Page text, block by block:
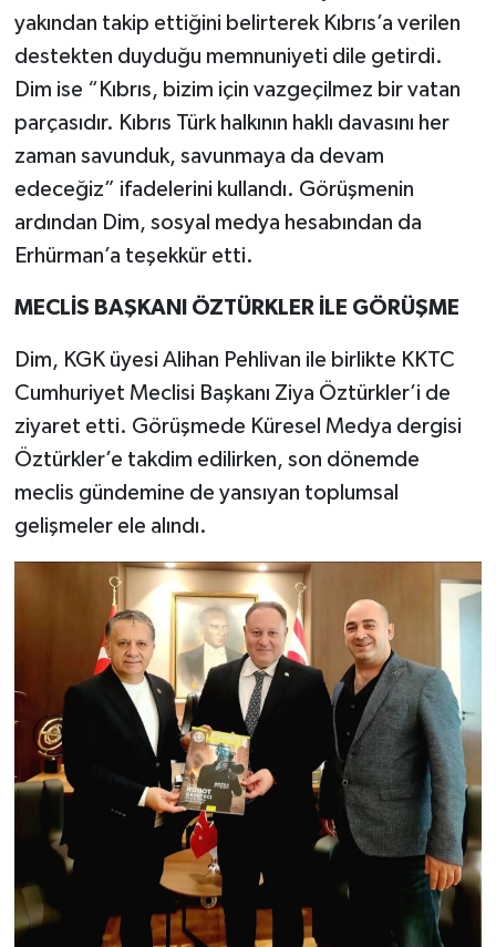
yakından takip ettiğini belirterek Kıbrıs’a verilen
destekten duyduğu memnuniyeti dile getirdi.
Dim ise “Kıbrıs, bizim için vazgeçilmez bir vatan
parçasıdır. Kıbrıs Türk halkının haklı davasını her
zaman savunduk, savunmaya da devam
edeceğiz” ifadelerini kullandı. Görüşmenin
ardından Dim, sosyal medya hesabından da
Erhürman’a teşekkür etti.
MECLİS BAŞKANI ÖZTÜRKLER İLE GÖRÜŞME
Dim, KGK üyesi Alihan Pehlivan ile birlikte KKTC
Cumhuriyet Meclisi Başkanı Ziya Öztürkler’i de
ziyaret etti. Görüşmede Küresel Medya dergisi
Öztürkler’e takdim edilirken, son dönemde
meclis gündemine de yansıyan toplumsal
gelişmeler ele alındı.